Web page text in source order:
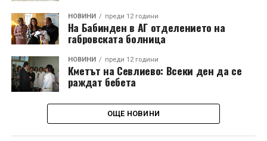
НОВИНИ преди 12 години
На Бабинден в АГ отделението на
габровската болница
НОВИНИ преди 12 години
Кметът на Севлиево: Всеки ден да се
раждат бебета
ОЩЕ НОВИНИ